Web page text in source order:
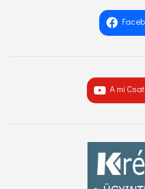
A mi